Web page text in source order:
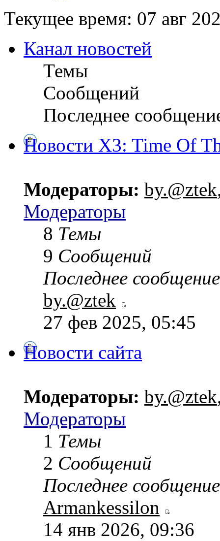
Текущее время: 07 авг
Канал новостей
Темы
Сообщений
Последнее
Новости X3: Time Of
Модераторы: by.@ztek
Модераторы
8 Темы
9 Сообщений
Последнее сообщение
by.@ztek
27 фев 2025, 05:45
Новости сайта
Модераторы: by.@ztek
Модераторы
1 Темы
2 Сообщений
Последнее сообщение
Armankessilon
14 янв 2026, 09:36